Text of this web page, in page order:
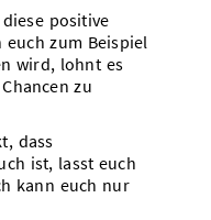
positive
euch zum Beispiel
wird, lohnt es
zu
dass
ist, lasst euch
kann euch nur